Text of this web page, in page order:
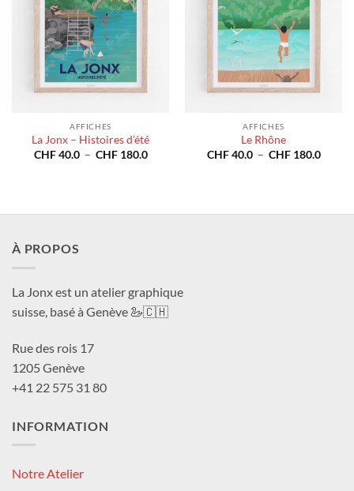
AFFICHES
La Jonx – Histoires d’été
CHF40.0 – CHF180.0Plage
AFFICHES
Le Rhône
CHF40.0 – CHF180.0Plage
À PROPOS
La Jonx est un atelier graphique
suisse, basé à Genève 🦢🇨🇭
Rue des rois 17
1205 Genève
+41 22 575 31 80
INFORMATION
Notre Atelier